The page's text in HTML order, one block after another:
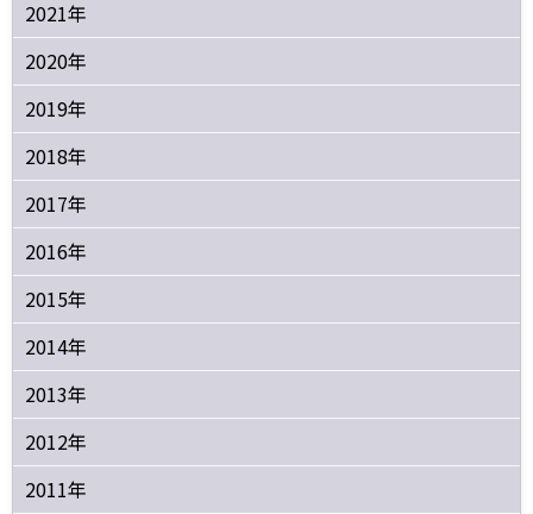
2021年
2020年
2019年
2018年
2017年
2016年
2015年
2014年
2013年
2012年
2011年